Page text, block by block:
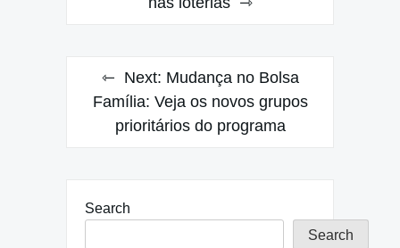
Next: Mudança no Bolsa
Família: Veja os novos grupos
prioritários do programa
Search
Search